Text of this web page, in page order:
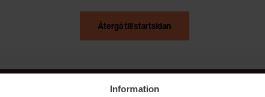
Information
Återgå till startsidan